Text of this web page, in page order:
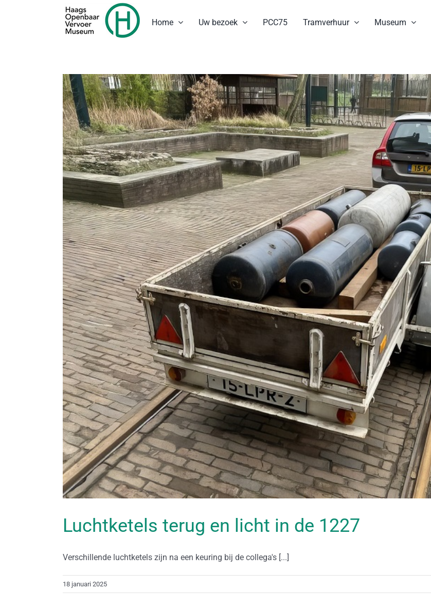
Home Uw bezoek PCC75 Tramverhuur Museum
Luchtketels terug en licht in de 1227
Verschillende luchtketels zijn na een keuring bij de collega's [...]
18 januari 2025